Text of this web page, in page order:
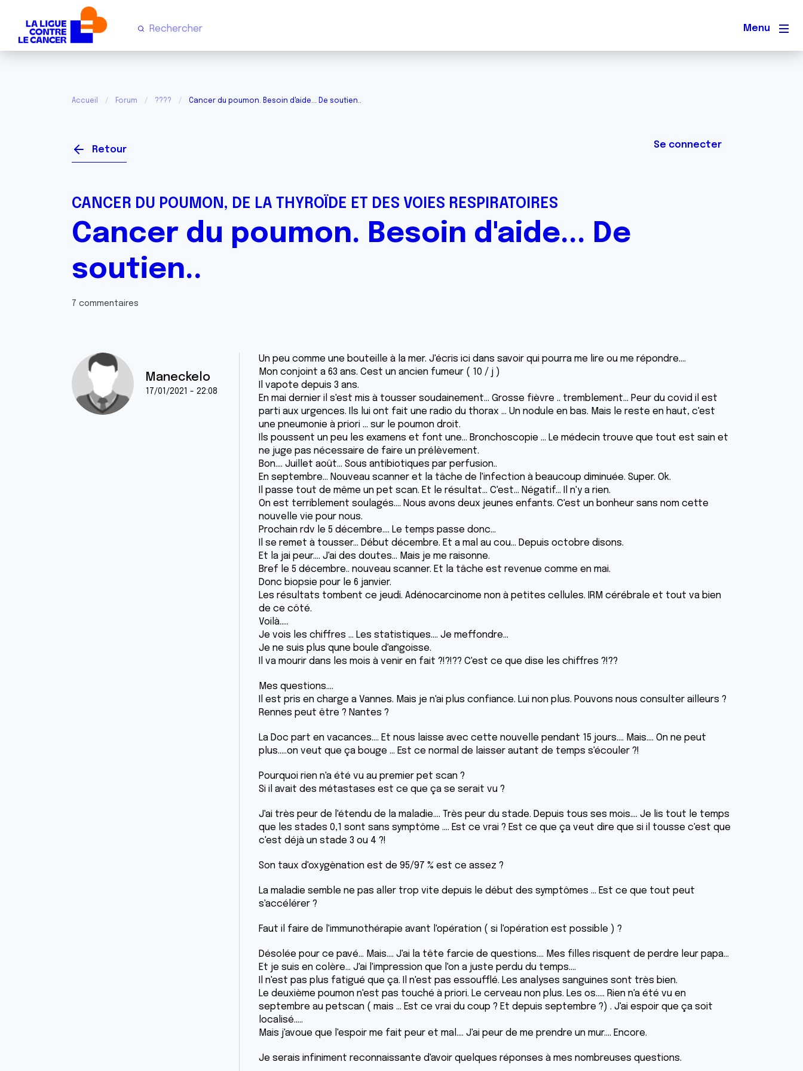
Menu
Accueil Forum ???? Cancer du poumon. Besoin d'aide... De soutien..
Retour Se connecter
CANCER DU POUMON, DE LA THYROÏDE ET DES VOIES RESPIRATOIRES
Cancer du poumon. Besoin d'aide... De
soutien..
7 commentaires
Maneckelo
17/01/2021 - 22:08
Un peu comme une bouteille à la mer. J'écris ici dans savoir qui pourra me lire ou me répondre....
Mon conjoint a 63 ans. Cest un ancien fumeur ( 10 / j )
Il vapote depuis 3 ans.
En mai dernier il s'est mis à tousser soudainement... Grosse fièvre .. tremblement... Peur du covid il est
parti aux urgences. Ils lui ont fait une radio du thorax ... Un nodule en bas. Mais le reste en haut, c'est
une pneumonie à priori ... sur le poumon droit.
Ils poussent un peu les examens et font une... Bronchoscopie ... Le médecin trouve que tout est sain et
ne juge pas nécessaire de faire un prélèvement.
Bon.... Juillet août... Sous antibiotiques par perfusion..
En septembre... Nouveau scanner et la tâche de l'infection à beaucoup diminuée. Super. Ok.
Il passe tout de même un pet scan. Et le résultat... C'est... Négatif... Il n'y a rien.
On est terriblement soulagés.... Nous avons deux jeunes enfants. C'est un bonheur sans nom cette
nouvelle vie pour nous.
Prochain rdv le 5 décembre.... Le temps passe donc...
Il se remet à tousser... Début décembre. Et a mal au cou... Depuis octobre disons.
Et la jai peur.... J'ai des doutes... Mais je me raisonne.
Bref le 5 décembre.. nouveau scanner. Et la tâche est revenue comme en mai.
Donc biopsie pour le 6 janvier.
Les résultats tombent ce jeudi. Adénocarcinome non à petites cellules. IRM cérébrale et tout va bien
de ce côté.
Voilà.....
Je vois les chiffres ... Les statistiques.... Je meffondre...
Je ne suis plus qune boule d'angoisse.
Il va mourir dans les mois à venir en fait ?!?!?? C'est ce que dise les chiffres ?!??
Mes questions....
Il est pris en charge a Vannes. Mais je n'ai plus confiance. Lui non plus. Pouvons nous consulter ailleurs ?
Rennes peut être ? Nantes ?
La Doc part en vacances.... Et nous laisse avec cette nouvelle pendant 15 jours.... Mais.... On ne peut
plus.....on veut que ça bouge ... Est ce normal de laisser autant de temps s'écouler ?!
Pourquoi rien n'a été vu au premier pet scan ?
Si il avait des métastases est ce que ça se serait vu ?
J'ai très peur de l'étendu de la maladie.... Très peur du stade. Depuis tous ses mois.... Je lis tout le temps
que les stades 0,1 sont sans symptôme .... Est ce vrai ? Est ce que ça veut dire que si il tousse c'est que
c'est déjà un stade 3 ou 4 ?!
Son taux d'oxygènation est de 95/97 % est ce assez ?
La maladie semble ne pas aller trop vite depuis le début des symptômes ... Est ce que tout peut
s'accélérer ?
Faut il faire de l'immunothérapie avant l'opération ( si l'opération est possible ) ?
Désolée pour ce pavé... Mais.... J'ai la tête farcie de questions.... Mes filles risquent de perdre leur papa...
Et je suis en colère... J'ai l'impression que l'on a juste perdu du temps....
Il n'est pas plus fatigué que ça. Il n'est pas essoufflé. Les analyses sanguines sont très bien.
Le deuxième poumon n'est pas touché à priori. Le cerveau non plus. Les os..... Rien n'a été vu en
septembre au petscan ( mais ... Est ce vrai du coup ? Et depuis septembre ?) . J'ai espoir que ça soit
localisé.....
Mais j'avoue que l'espoir me fait peur et mal.... J'ai peur de me prendre un mur.... Encore.
Je serais infiniment reconnaissante d'avoir quelques réponses à mes nombreuses questions.